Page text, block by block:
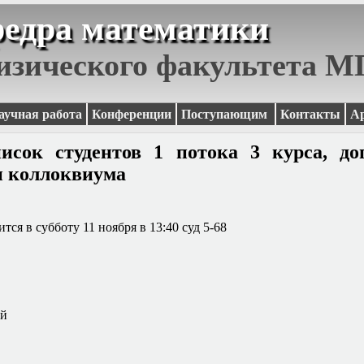
математики
факультета
работа Конференции Поступающим Контакты
студентов 1 потока 3 курса,
коллоквиума
в субботу 11 ноября в 13:40 суд 5-68